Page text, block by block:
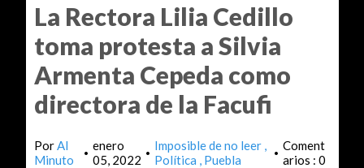
La Rectora Lilia Cedillo
toma protesta a Silvia
Armenta Cepeda como
directora de la Facufi
PorAl
Minuto
• enero
05, 2022 • Imposible de no leer
Política
Puebla • Coment
arios : 0